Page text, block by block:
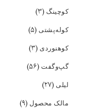
کوچینگ (۳)
کوله‌پشتی (۵)
کوهنوردی (۳)
گپ‌و‌گفت (۵۶)
لیلی (۲۷)
مالک محصول (۹)